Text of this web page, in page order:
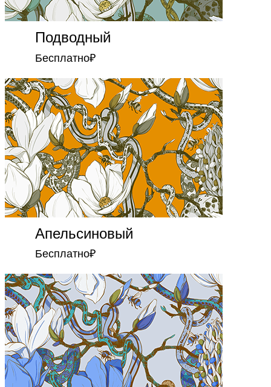
Подводный
Бесплатно₽
Апельсиновый
Бесплатно₽